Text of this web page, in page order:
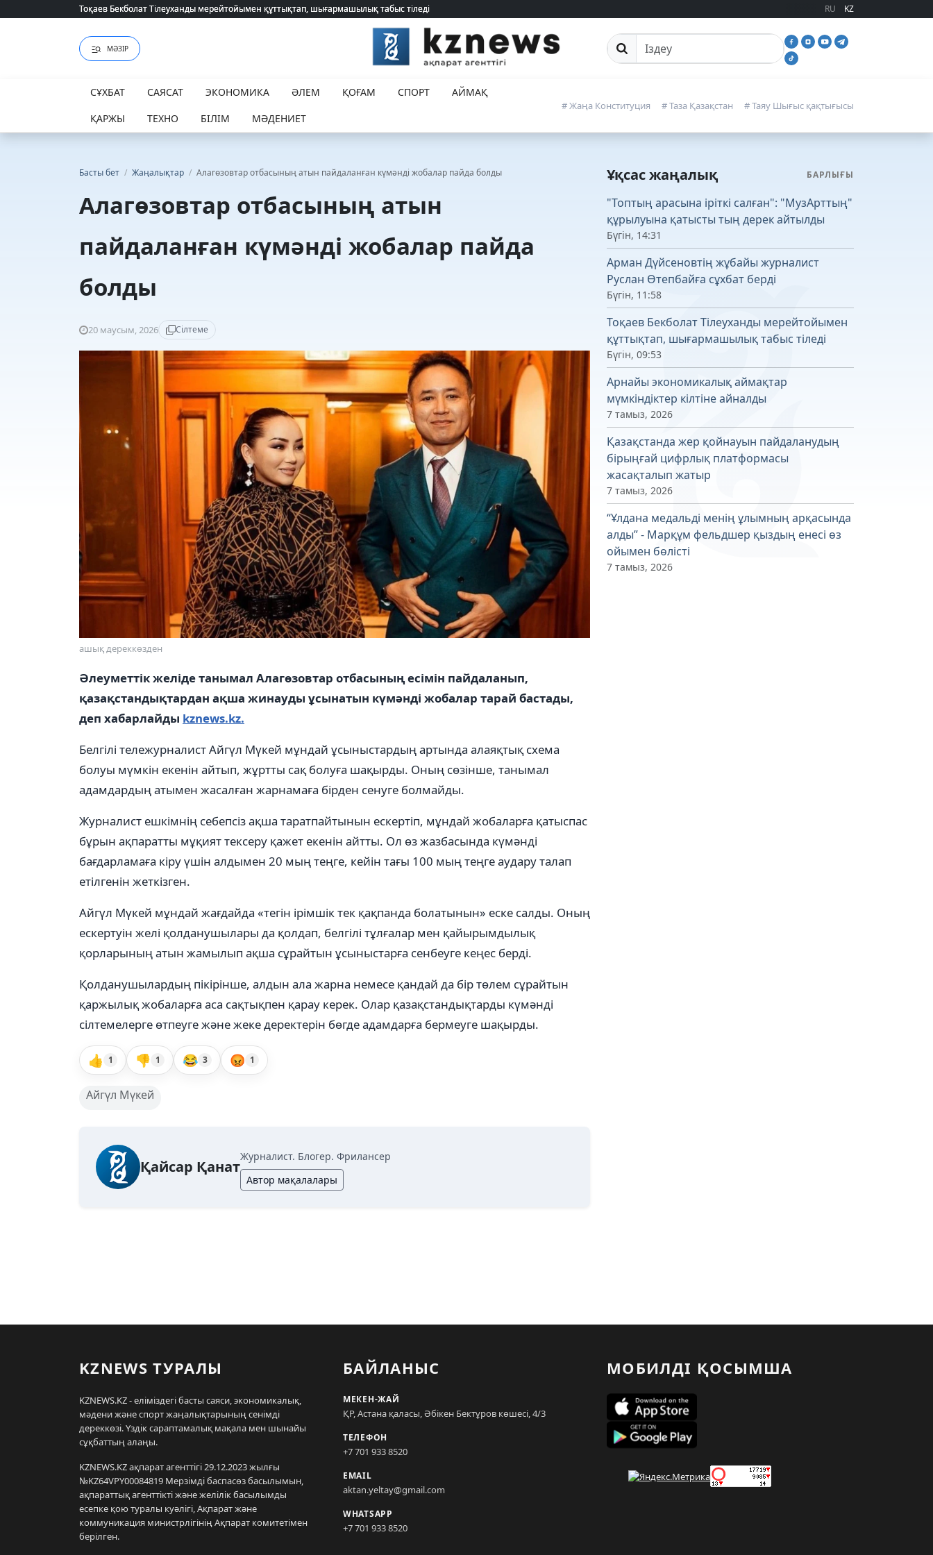
Тоқаев Бекболат Тілеуханды мерейтойымен құттықтап, шығармашылық табыс тіледі
Тоқаев Бекболат Тілеуханды мерейтойымен құттықтап, шығармашылық табыс тіледі RU KZ
МӘЗІР Сайттан іздеу
СҰХБАТ САЯСАТ ЭКОНОМИКА ӘЛЕМ ҚОҒАМ СПОРТ
АЙМАҚ
ҚАРЖЫ
ТЕХНО БІЛІМ МӘДЕНИЕТ
# Жаңа Конституция # Таза Қазақстан # Таяу Шығыс қақтығысы
Басты бет / Жаңалықтар / Алагөзовтар отбасының атын пайдаланған күмәнді жобалар пайда болды
Алагөзовтар отбасының атын
пайдаланған күмәнді жобалар пайда
болды
20 маусым, 2026 Сілтеме
ашық дереккөзден
Әлеуметтік желіде танымал Алагөзовтар отбасының есімін пайдаланып,
қазақстандықтардан ақша жинауды ұсынатын күмәнді жобалар тарай бастады,
деп хабарлайды kznews.kz.
Белгілі тележурналист Айгүл Мүкей мұндай ұсыныстардың артында алаяқтық схема
болуы мүмкін екенін айтып, жұртты сақ болуға шақырды. Оның сөзінше, танымал
адамдардың атымен жасалған жарнамаға бірден сенуге болмайды.
Журналист ешкімнің себепсіз ақша таратпайтынын ескертіп, мұндай жобаларға қатыспас
бұрын ақпаратты мұқият тексеру қажет екенін айтты. Ол өз жазбасында күмәнді
бағдарламаға кіру үшін алдымен 20 мың теңге, кейін тағы 100 мың теңге аудару талап
етілгенін жеткізген.
Айгүл Мүкей мұндай жағдайда «тегін ірімшік тек қақпанда болатынын» еске салды. Оның
ескертуін желі қолданушылары да қолдап, белгілі тұлғалар мен қайырымдылық
қорларының атын жамылып ақша сұрайтын ұсыныстарға сенбеуге кеңес берді.
Қолданушылардың пікірінше, алдын ала жарна немесе қандай да бір төлем сұрайтын
қаржылық жобаларға аса сақтықпен қарау керек. Олар қазақстандықтарды күмәнді
сілтемелерге өтпеуге және жеке деректерін бөгде адамдарға бермеуге шақырды.
👍 1 👎 1 😂 3 😡 1
Айгүл Мүкей
Қайсар Қанат
Журналист. Блогер. Фрилансер
Автор мақалалары
Ұқсас жаңалық БАРЛЫҒЫ
"Топтың арасына іріткі салған": "МузАрттың"
құрылуына қатысты тың дерек айтылды
Бүгін, 14:31
Арман Дүйсеновтің жұбайы журналист
Руслан Өтепбайға сұхбат берді
Бүгін, 11:58
Тоқаев Бекболат Тілеуханды мерейтойымен
құттықтап, шығармашылық табыс тіледі
Бүгін, 09:53
Арнайы экономикалық аймақтар
мүмкіндіктер кілтіне айналды
7 тамыз, 2026
Қазақстанда жер қойнауын пайдаланудың
бірыңғай цифрлық платформасы
жасақталып жатыр
7 тамыз, 2026
“Ұлдана медальді менің ұлымның арқасында
алды” - Марқұм фельдшер қыздың енесі өз
ойымен бөлісті
7 тамыз, 2026
KZNEWS ТУРАЛЫ
KZNEWS.KZ - еліміздегі басты саяси, экономикалық,
мәдени және спорт жаңалықтарының сенімді
дереккөзі. Үздік сараптамалық мақала мен шынайы
сұқбаттың алаңы.
KZNEWS.KZ ақпарат агенттігі 29.12.2023 жылғы
№KZ64VPY00084819 Мерзімді баспасөз басылымын,
ақпараттық агенттікті және желілік басылымды
есепке қою туралы куәлігі, Ақпарат және
коммуникация министрлігінің Ақпарат комитетімен
берілген.
БАЙЛАНЫС
МЕКЕН-ЖАЙ
ҚР, Астана қаласы, Әбікен Бектұров көшесі, 4/3
ТЕЛЕФОН
+7 701 933 8520
EMAIL
aktan.yeltay@gmail.com
WHATSAPP
+7 701 933 8520
МОБИЛДІ ҚОСЫМША